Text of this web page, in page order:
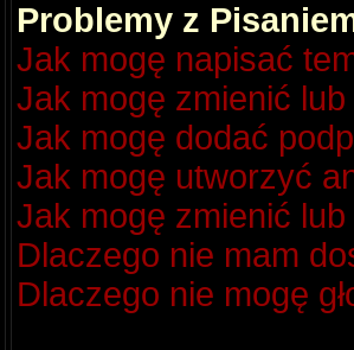
Problemy z
Jak mogę napisać
Jak mogę zmienić
Jak mogę dodać
Jak mogę utworzyć
Jak mogę zmienić
Dlaczego nie mam
Dlaczego nie mogę